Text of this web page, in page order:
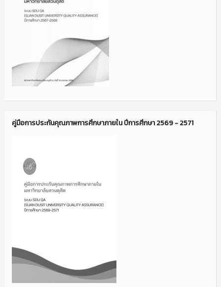
คู่มือการประกันคุณภาพการศึกษาภายใน ปีการศึกษา 2569 - 2571